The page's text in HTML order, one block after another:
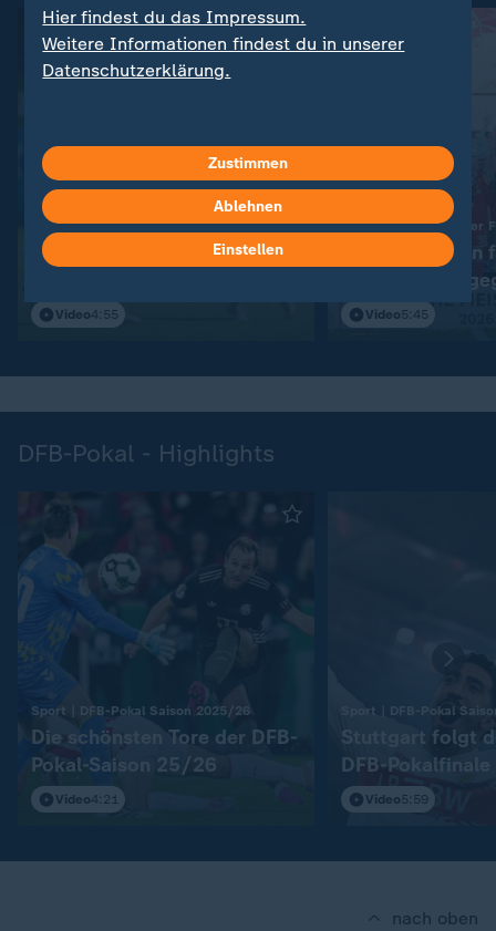
Sport | Bundesliga der Frauen:
Popps Traum-Abschied und
Video4:55
Sport | Bundesliga der
Münchnerinnen
Meisterparty
Frankfurt
Video5:45
DFB-Pokal - Highlights
Sport | DFB-Pokal Saison 2025/26
Die schönsten Tore der DFB-
Pokal-Saison 25/26
Video4:21
Sport | DFB-Pokal
Stuttgart folgt
DFB-Pokalfinale
Video5:59
nach oben
Hier findest du das Impressum.
Weitere Informationen findest du in unserer
Datenschutzerklärung.
Zustimmen
Ablehnen
Einstellen